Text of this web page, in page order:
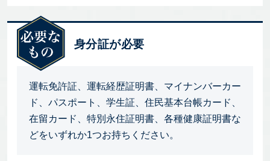
身分証が必要
運転免許証、運転経歴証明書、マイナンバーカー
ド、パスポート、学生証、住民基本台帳カード、
在留カード、特別永住証明書、各種健康証明書な
どをいずれか1つお持ちください。